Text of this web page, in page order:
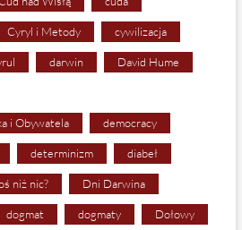
Cyryl i Metody cywilizacja
darwin David Hume
i Obywatela democracy
determinizm diabeł
niż nic? Dni Darwina
dogmat dogmaty Dołowy